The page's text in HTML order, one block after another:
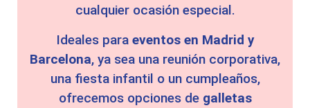
cualquier ocasión especial.
Ideales para eventos en Madrid y
Barcelona, ya sea una reunión corporativa,
una fiesta infantil o un cumpleaños,
ofrecemos opciones de galletas